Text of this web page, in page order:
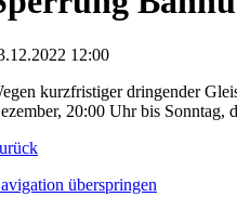
12:00
kurzfristiger dringender
20:00 Uhr bis Sonntag,
überspringen